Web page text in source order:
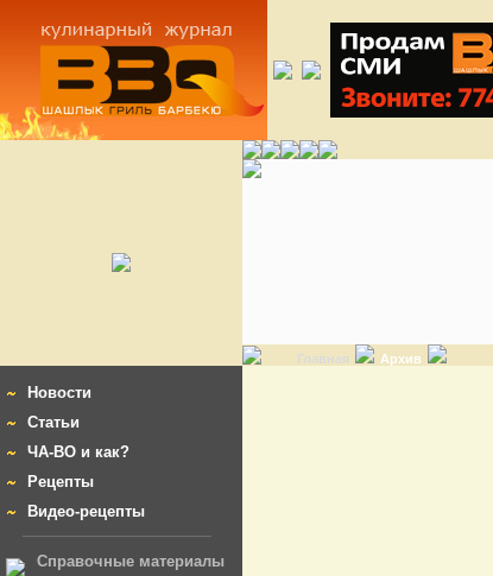
Главная Архив
Новости
Статьи
ЧА-ВО и как?
Рецепты
Видео-рецепты
Справочные материалы